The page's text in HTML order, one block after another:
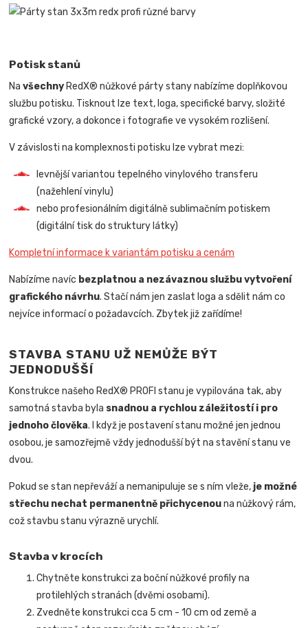
Potisk stanů
Navšechny RedX® nůžkové párty stany nabízíme doplňkovou
službu potisku. Tisknout lze text, loga, specifické barvy, složité
grafické vzory, a dokonce i fotografie ve vysokém rozlišení.
V závislosti na komplexnosti potisku lze vybrat mezi:
levnější variantou tepelného vinylového transferu
(nažehlení vinylu)
nebo profesionálním digitálně sublimačním potiskem
(digitální tisk do struktury látky)
Kompletní informace k variantám potisku a cenám
Nabízíme navíc bezplatnou a nezávaznou službu vytvoření
grafického návrhu. Stačí nám jen zaslat loga a sdělit nám co
nejvíce informací o požadavcích. Zbytek již zařídíme!
STAVBA STANU UŽ NEMŮŽE BÝT
JEDNODUŠŠÍ
Konstrukce našeho RedX® PROFI stanu je vypilována tak, aby
samotná stavba byla snadnou a rychlou záležitostí i pro
jednoho člověka.
I když je postavení stanu možné jen jednou
osobou, je samozřejmě vždy jednodušší být na stavění stanu ve
dvou.
Pokud se stan nepřeváží a nemanipuluje se s ním vleže, je možné
střechu nechat permanentně přichycenouna nůžkový rám,
což stavbu stanu výrazně urychlí.
Stavba v krocích
Chytněte konstrukci za boční nůžkové profily na
protilehlých stranách (dvěmi osobami).
Zvedněte konstrukci cca 5 cm - 10 cm od země a